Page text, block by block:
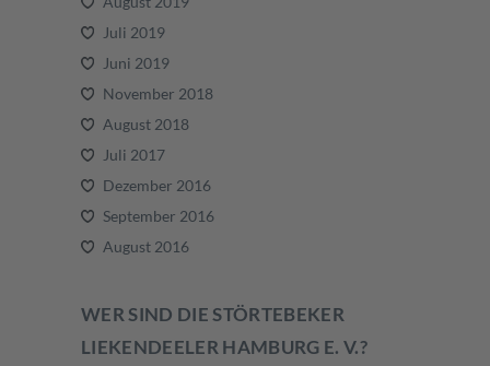
Juli 2019
Juni 2019
November 2018
August 2018
Juli 2017
Dezember 2016
September 2016
August 2016
WER SIND DIE STÖRTEBEKER
LIEKENDEELER HAMBURG E. V.?